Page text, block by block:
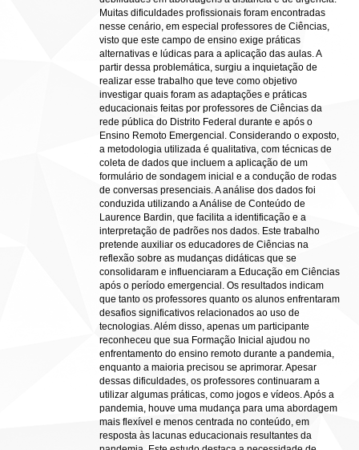
Muitas dificuldades profissionais foram encontradas
nesse cenário, em especial professores de Ciências,
visto que este campo de ensino exige práticas
alternativas e lúdicas para a aplicação das aulas. A
partir dessa problemática, surgiu a inquietação de
realizar esse trabalho que teve como objetivo
investigar quais foram as adaptações e práticas
educacionais feitas por professores de Ciências da
rede pública do Distrito Federal durante e após o
Ensino Remoto Emergencial. Considerando o exposto,
a metodologia utilizada é qualitativa, com técnicas de
coleta de dados que incluem a aplicação de um
formulário de sondagem inicial e a condução de rodas
de conversas presenciais. A análise dos dados foi
conduzida utilizando a Análise de Conteúdo de
Laurence Bardin, que facilita a identificação e a
interpretação de padrões nos dados. Este trabalho
pretende auxiliar os educadores de Ciências na
reflexão sobre as mudanças didáticas que se
consolidaram e influenciaram a Educação em Ciências
após o período emergencial. Os resultados indicam
que tanto os professores quanto os alunos enfrentaram
desafios significativos relacionados ao uso de
tecnologias. Além disso, apenas um participante
reconheceu que sua Formação Inicial ajudou no
enfrentamento do ensino remoto durante a pandemia,
enquanto a maioria precisou se aprimorar. Apesar
dessas dificuldades, os professores continuaram a
utilizar algumas práticas, como jogos e vídeos. Após a
pandemia, houve uma mudança para uma abordagem
mais flexível e menos centrada no conteúdo, em
resposta às lacunas educacionais resultantes da